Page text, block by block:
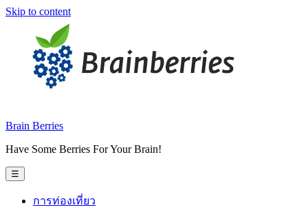
Skip to content
Brain Berries
Have Some Berries For Your Brain!
☰
การท่องเที่ยว